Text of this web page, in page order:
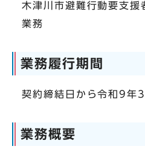
木津川市避難行動要支援
業務
業務履行期間
契約締結日から令和9年
業務概要